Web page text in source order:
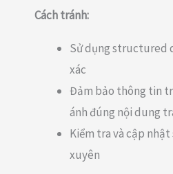
Cách tránh:
Sử dụng structured
xác
Đảm bảo thông tin
ánh đúng nội dung
Kiểm tra và cập
xuyên